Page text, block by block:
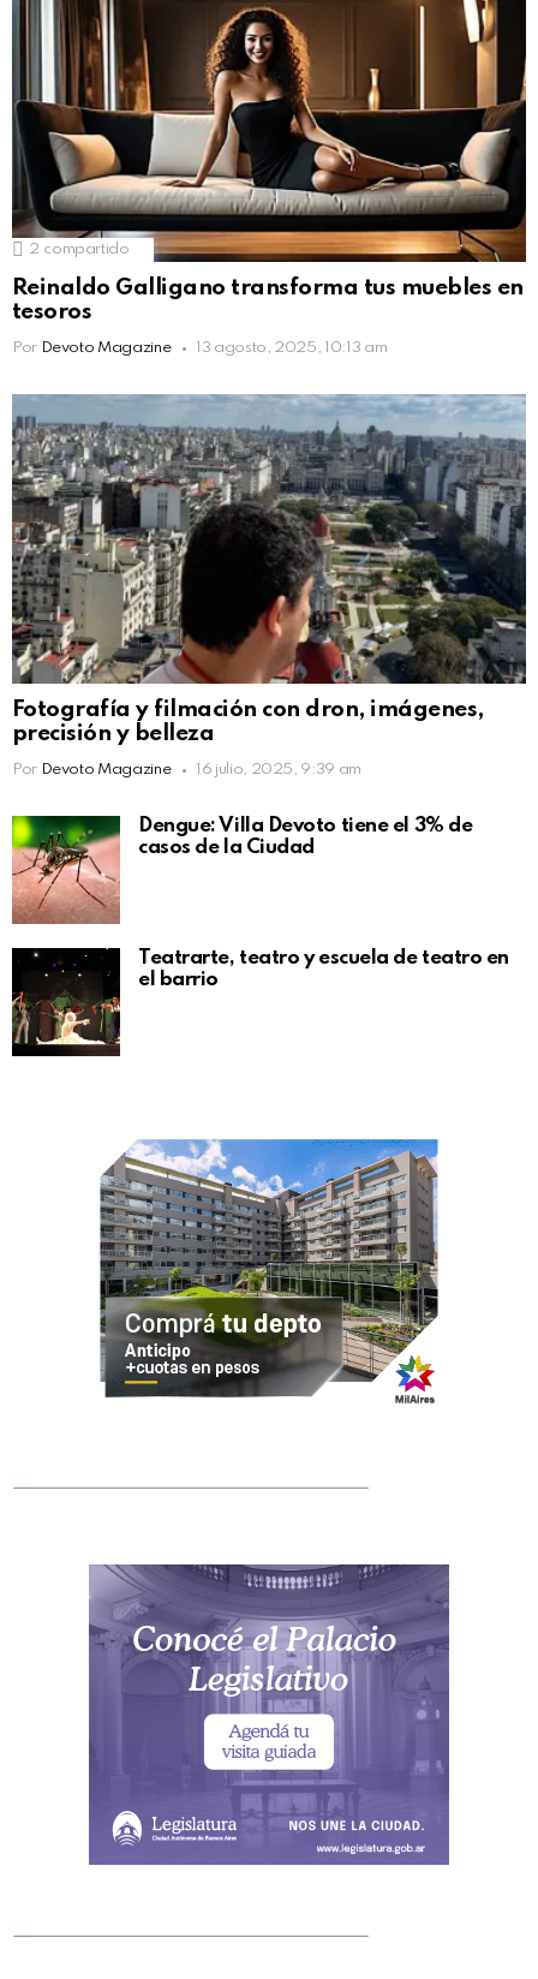
2 compartido
Reinaldo Galligano transforma tus muebles en
tesoros
Por Devoto Magazine 13 agosto, 2025, 10:13 am
Fotografía y filmación con dron, imágenes,
precisión y belleza
Por Devoto Magazine 16 julio, 2025, 9:39 am
Dengue: Villa Devoto tiene el 3% de
casos de la Ciudad
Teatrarte, teatro y escuela de teatro en
el barrio